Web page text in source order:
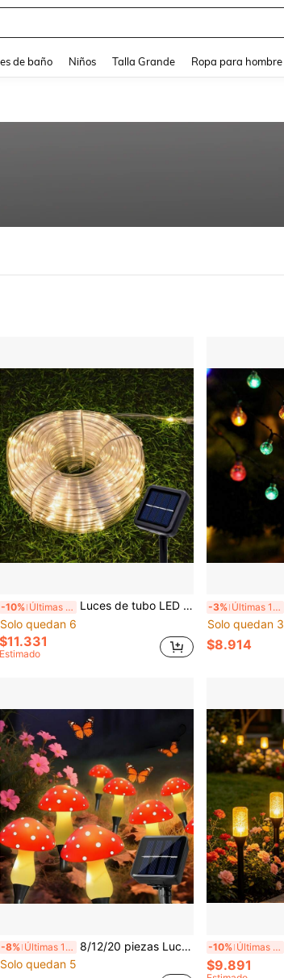
de baño Niños Talla Grande Ropa para hombre
-10% Últimas 11 hrs
Luces de tubo LED solares, sin necesidad de cableado, luces de cadena de PVC transparente flexible, 8 modos, sensor crepuscular al amanecer, resistente al agua IPX4, adecuado para decoración de jardín y patio exterior
Solo quedan 6
$11.331
Estimado
-3% Últimas 11 hrs
Solo quedan 3
$8.914
-8% Últimas 11 hrs
8/12/20 piezas Luces solares LED en forma de seta, 8 modos de iluminación, decoración para jardín, camino y césped al aire libre, luces para ambiente de fiesta de Pascua
Solo quedan 5
-10% Últimas 11 hrs
$9.891